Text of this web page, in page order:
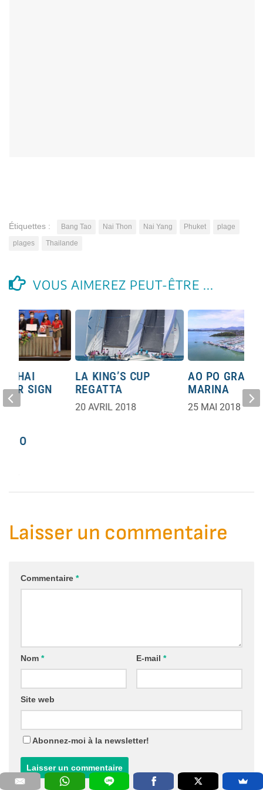
Étiquettes : Bang Tao Nai Thon Nai Yang Phuket
plage
plages
Thailande
VOUS AIMEREZ PEUT-ÊTRE ...
LA KING’S CUP
REGATTA
20 AVRIL 2018
AO PO GRAND
MARINA
25 MAI 2018
THAI
AIR SIGN
TO
Laisser un commentaire
Commentaire *
Nom * E-mail *
Site web
Abonnez-moi à la newsletter!